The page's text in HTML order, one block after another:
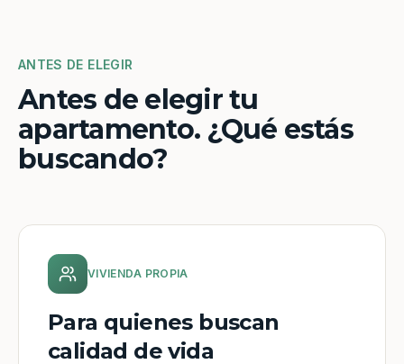
ANTES DE ELEGIR
Antes de elegir tu
apartamento. ¿Qué estás
buscando?
VIVIENDA PROPIA
Para quienes buscan
calidad de vida